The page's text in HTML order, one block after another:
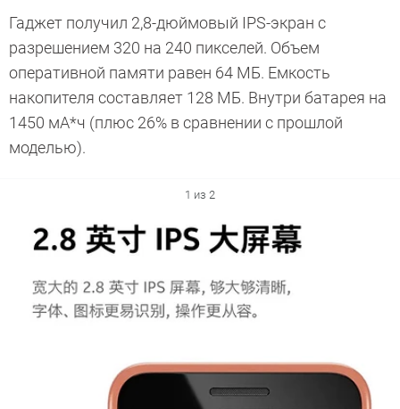
Гаджет получил 2,8-дюймовый IPS-экран с
разрешением 320 на 240 пикселей. Объем
оперативной памяти равен 64 МБ. Емкость
накопителя составляет 128 МБ. Внутри батарея на
1450 мА*ч (плюс 26% в сравнении с прошлой
моделью).
1 из 2